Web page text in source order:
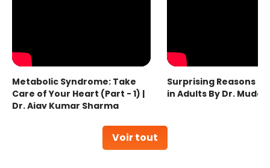
Voir tout
Metabolic Syndrome: Take
Care of Your Heart (Part - 1) |
Dr. Ajay Kumar Sharma
Surprising Reasons
in Adults By Dr.